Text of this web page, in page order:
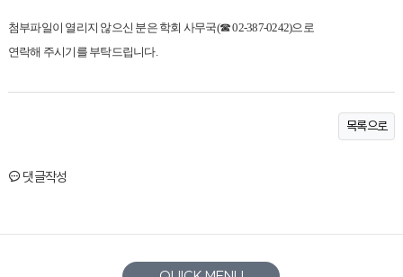
첨부파일이 열리지 않으신 분은 학회 사무국(☎ 02-387-0242)으로
연락해 주시기를 부탁드립니다.
목록으로
댓글작성